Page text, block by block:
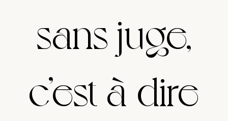
sans juge,
c’est-à-dire